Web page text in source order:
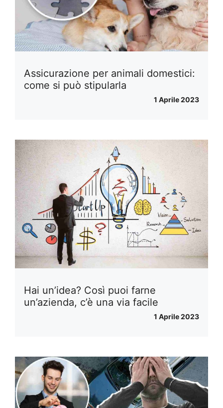
Assicurazione per animali domestici:
come si può stipularla
1 Aprile 2023
Hai un’idea? Così puoi farne
un’azienda, c’è una via facile
1 Aprile 2023